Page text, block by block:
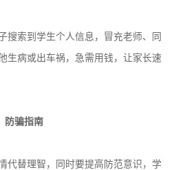
索到学生个人信息，冒充老师、同
生病或出车祸，急需用钱，让家长速
防骗指南
替理智，同时要提高防范意识，学